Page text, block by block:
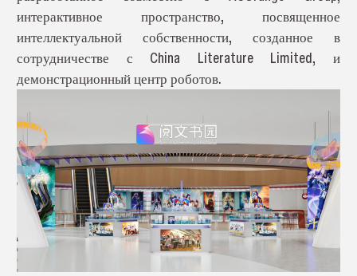
интерактивное пространство, посвященное
интеллектуальной собственности, созданное в
сотрудничестве с China Literature Limited, и
демонстрационный центр роботов.